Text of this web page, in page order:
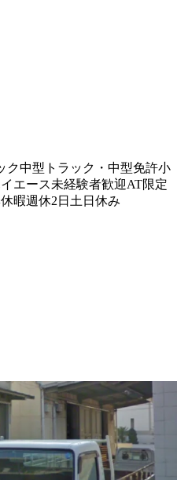
ク中型トラック・中型免許小
エース未経験者歓迎AT限定
暇週休2日 土日休み
小型トラック・
求人を探す
区岡山市南区倉敷市津山市
赤磐市真庭市 美作市都窪郡早